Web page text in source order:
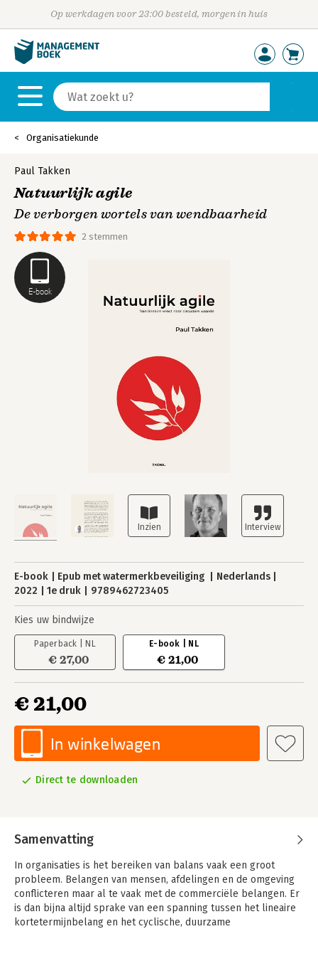
Op werkdagen voor 23:00 besteld, morgen in huis
Organisatiekunde
E-book
2 stemmen
Paul Takken
Natuurlijk agile
De verborgen wortels van wendbaarheid
E-book Epub met watermerkbeveiliging
Nederlands
2022
1e druk 9789462723405
Kies uw bindwijze
Paperback | NL
€ 27,00
E-book | NL
€ 21,00
€ 21,00
In winkelwagen
Direct te downloaden
Samenvatting
In organisaties is het bereiken van balans vaak een groot
probleem. Belangen van mensen, afdelingen en de omgeving
conflicteren maar al te vaak met de commerciële belangen. Er
is dan bijna altijd sprake van een spanning tussen het lineaire
kortetermijnbelang en het cyclische, duurzame